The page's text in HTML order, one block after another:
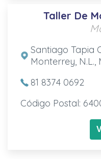
Taller De
Santiago Tapia
Monterrey, N.L.,
81 8374 0692
Código Postal: